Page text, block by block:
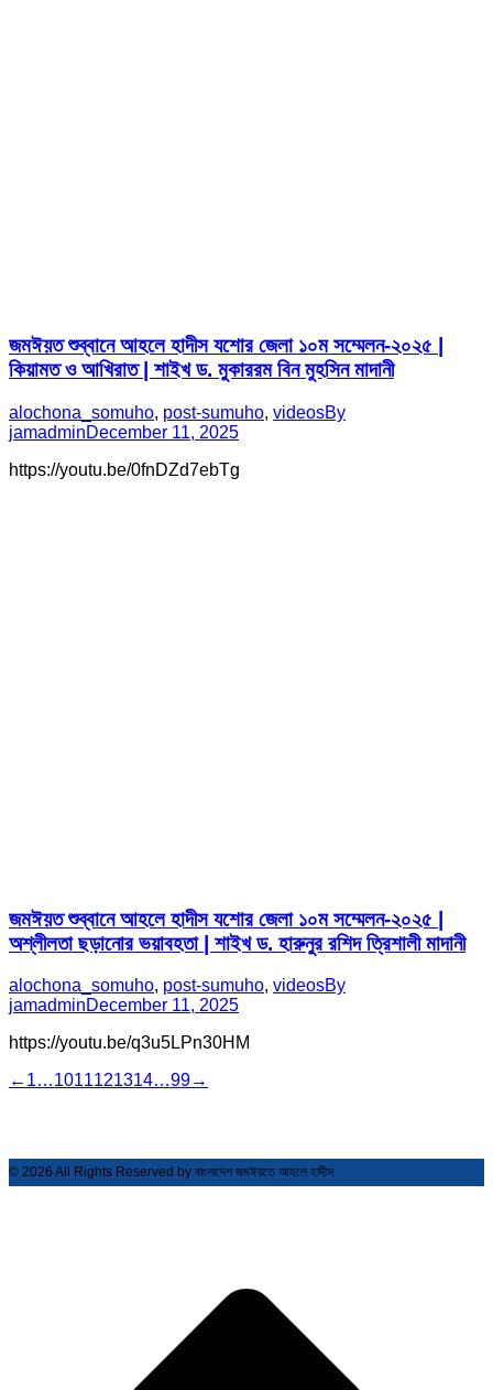
জমঈয়ত শুব্বানে আহলে হাদীস যশোর জেলা ১০ম সম্মেলন-২০২৫ |
কিয়ামত ও আখিরাত | শাইখ ড. মুকাররম বিন মুহসিন মাদানী
alochona_somuho, post-sumuho, videosBy
jamadminDecember 11, 2025
https://youtu.be/0fnDZd7ebTg
জমঈয়ত শুব্বানে আহলে হাদীস যশোর জেলা ১০ম সম্মেলন-২০২৫ |
অশ্লীলতা ছড়ানোর ভয়াবহতা | শাইখ ড. হারুনুর রশিদ ত্রিশালী মাদানী
alochona_somuho, post-sumuho, videosBy
jamadminDecember 11, 2025
https://youtu.be/q3u5LPn30HM
← 1…1011121314…99→
© 2026 All Rights Reserved by বাংলাদেশ জমঈয়তে আহলে হাদীস